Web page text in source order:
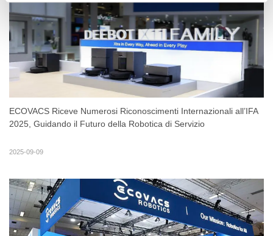
ECOVACS Riceve Numerosi Riconoscimenti Internazionali all’IFA
2025, Guidando il Futuro della Robotica di Servizio
2025-09-09